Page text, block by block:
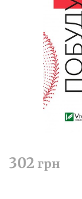
302 грн